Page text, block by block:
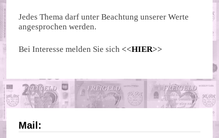
Jedes Thema darf unter Beachtung unserer Werte
angesprochen werden.
Bei Interesse melden Sie sich <<HIER>>
Mail: